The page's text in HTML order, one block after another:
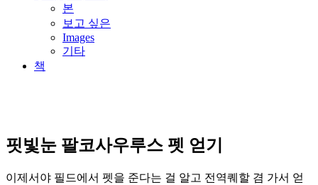
본
보고 싶은
Images
기타
책
핏빛눈 팔코사우루스 펫 얻기
이제서야 필드에서 펫을 준다는 걸 알고 전역퀘할 겸 가서 얻